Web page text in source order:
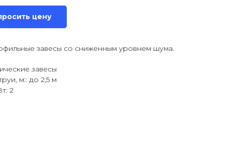
цену
завесы со сниженным уровнем шума.
завесы
м:: до 2,5 м
2